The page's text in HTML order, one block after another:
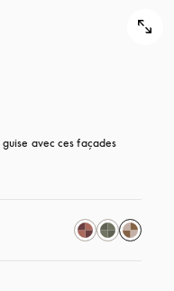
avec ces façades